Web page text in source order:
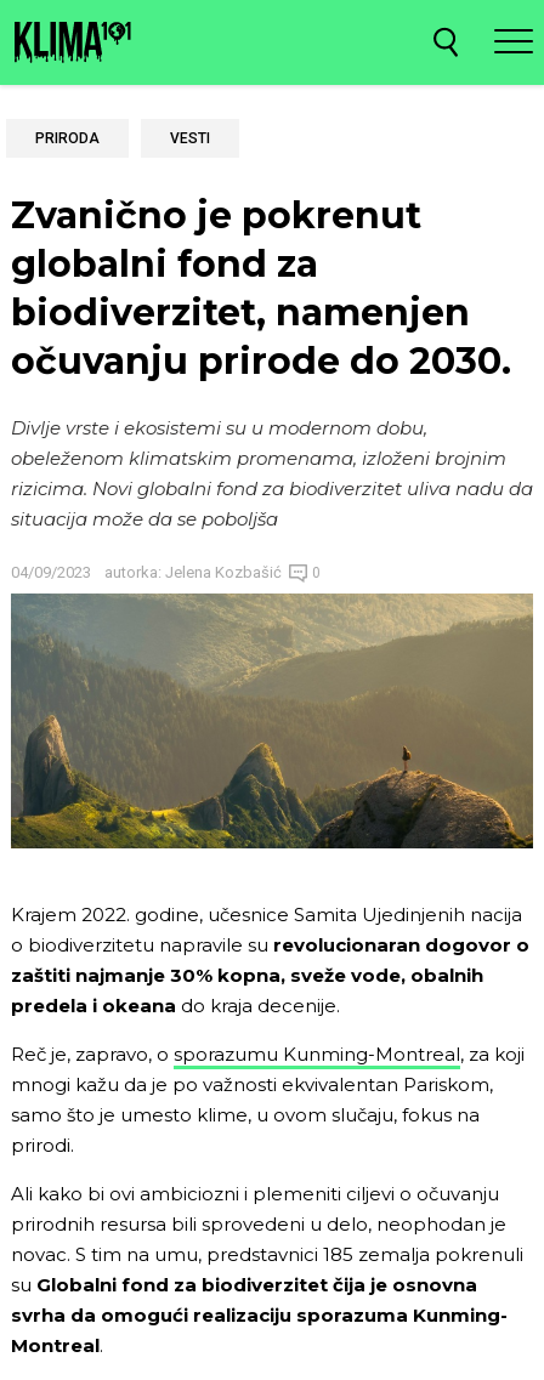
PRIRODA VESTI
Zvanično je pokrenut
globalni fond za
biodiverzitet, namenjen
očuvanju prirode do 2030.
Divlje vrste i ekosistemi su u modernom dobu,
obeleženom klimatskim promenama, izloženi brojnim
rizicima. Novi globalni fond za biodiverzitet uliva nadu da
situacija može da se poboljša
04/09/2023 autorka: Jelena Kozbašić 0
Krajem 2022. godine, učesnice Samita Ujedinjenih nacija
o biodiverzitetu napravile su revolucionaran dogovor o
zaštiti najmanje 30% kopna, sveže vode, obalnih
predela i okeana do kraja decenije.
Reč je, zapravo, o sporazumu Kunming-Montreal, za koji
mnogi kažu da je po važnosti ekvivalentan Pariskom,
samo što je umesto klime, u ovom slučaju, fokus na
prirodi.
Ali kako bi ovi ambiciozni i plemeniti ciljevi o očuvanju
prirodnih resursa bili sprovedeni u delo, neophodan je
novac. S tim na umu, predstavnici 185 zemalja pokrenuli
su Globalni fond za biodiverzitet čija je osnovna
svrha da omogući realizaciju sporazuma Kunming-
Montreal.